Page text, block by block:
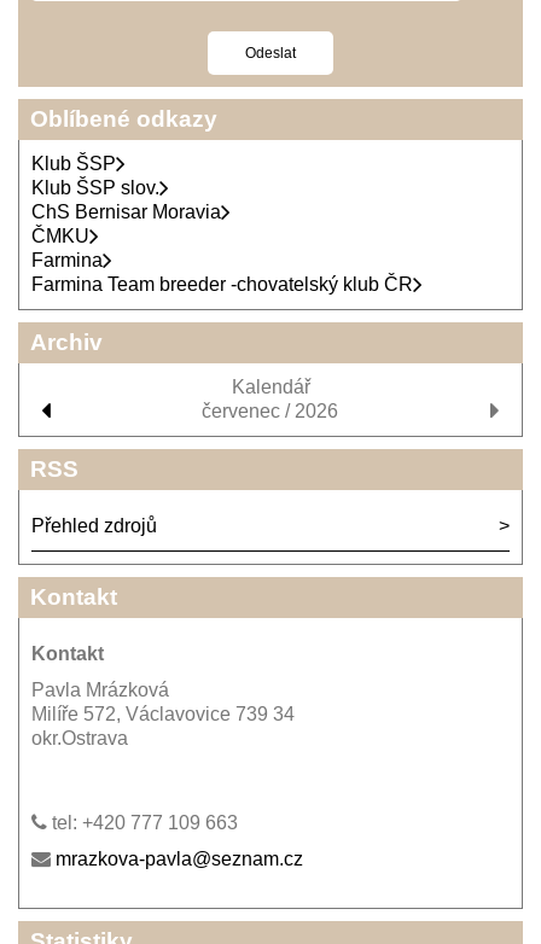
Oblíbené odkazy
Klub ŠSP
Klub ŠSP slov.
ChS Bernisar Moravia
ČMKU
Farmina
Farmina Team breeder -chovatelský klub ČR
Archiv
Kalendář
červenec / 2026
RSS
Přehled zdrojů
Kontakt
Kontakt
Pavla Mrázková
Milíře 572, Václavovice 739 34
okr.Ostrava
tel: +420 777 109 663
mrazkova-pavla@seznam.cz